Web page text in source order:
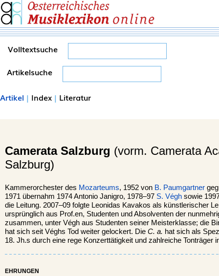
Volltextsuche
Artikelsuche
Artikel | Index | Literatur
Camerata Salzburg (vorm. Camerata
Salzburg)
Kammerorchester des Mozarteums, 1952 von B. Paumgartner
1971 übernahm 1974 Antonio Janigro, 1978–97 S. Végh sowie
die Leitung. 2007–09 folgte Leonidas Kavakos als künstlerischer
ursprünglich aus Prof.en, Studenten und Absolventen der
zusammen, unter Végh aus Studenten seiner Meisterklasse; die
hat sich seit Véghs Tod weiter gelockert. Die C. a. hat sich als
18. Jh.s durch eine rege Konzerttätigkeit und zahlreiche Tonträger
EHRUNGEN